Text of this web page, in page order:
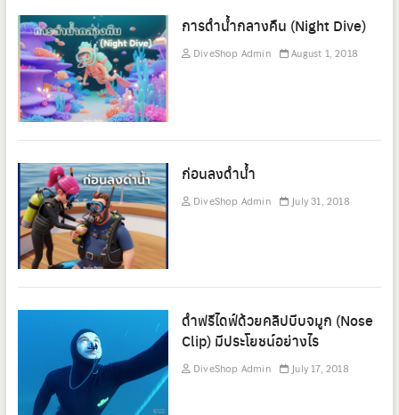
การดำน้ำกลางคืน (Night Dive)
DiveShop Admin August 1, 2018
ก่อนลงดำน้ำ
DiveShop Admin July 31, 2018
ดำฟรีไดฟ์ด้วยคลิปบีบจมูก (Nose
Clip) มีประโยชน์อย่างไร
DiveShop Admin July 17, 2018